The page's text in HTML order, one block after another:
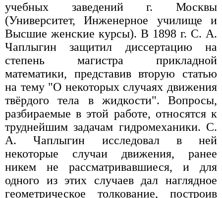
учебных заведений г. Москвы
(Университет, Инженерное училище и
Высшие женские курсы). В 1898 г. С. А.
Чаплыгин защитил диссертацию на
степень магистра прикладной
математики, представив вторую статью
на тему "О некоторых случаях движения
твёрдого тела в жидкости". Вопросы,
разбираемые в этой работе, относятся к
труднейшим задачам гидромеханики. С.
А. Чаплыгин исследовал в ней
некоторые случаи движения, ранее
никем не рассматривавшиеся, и для
одного из этих случаев дал наглядное
геометрическое толкование, построив